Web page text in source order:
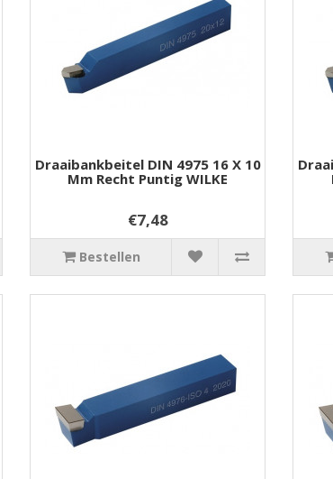
Draaibankbeitel DIN 4975 16 X 10
Mm Recht Puntig WILKE
€7,48
Bestellen